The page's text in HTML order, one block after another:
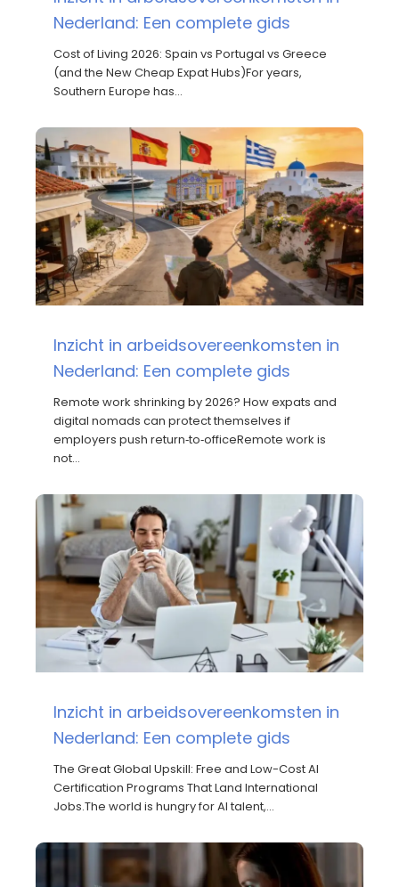
Nederland: Een complete gids
Cost of Living 2026: Spain vs Portugal vs Greece
(and the New Cheap Expat Hubs)For years,
Southern Europe has…
Inzicht in arbeidsovereenkomsten in
Nederland: Een complete gids
Remote work shrinking by 2026? How expats and
digital nomads can protect themselves if
employers push return‑to‑officeRemote work is
not…
Inzicht in arbeidsovereenkomsten in
Nederland: Een complete gids
The Great Global Upskill: Free and Low-Cost AI
Certification Programs That Land International
Jobs.The world is hungry for AI talent,…